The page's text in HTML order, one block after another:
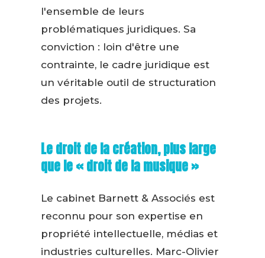
l'ensemble de leurs
problématiques juridiques. Sa
conviction : loin d'être une
contrainte, le cadre juridique est
un véritable outil de structuration
des projets.
Le droit de la création, plus large
que le « droit de la musique »
Le cabinet Barnett & Associés est
reconnu pour son expertise en
propriété intellectuelle, médias et
industries culturelles. Marc-Olivier